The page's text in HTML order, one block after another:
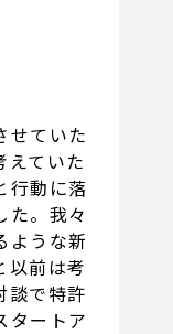
せていた
えていた
行動に落
た。我々
ような新
以前は考
談で特許
タートア